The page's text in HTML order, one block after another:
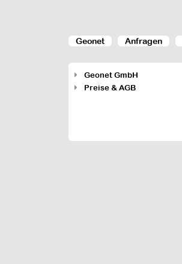
Geonet Anfragen
Geonet GmbH
Preise & AGB